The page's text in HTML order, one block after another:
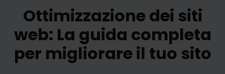
Ottimizzazione dei siti
web: La guida completa
per migliorare il tuo sito